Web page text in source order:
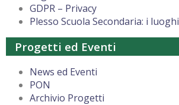
GDPR – Privacy
Plesso Scuola Secondaria: i luoghi
Progetti ed Eventi
News ed Eventi
PON
Archivio Progetti